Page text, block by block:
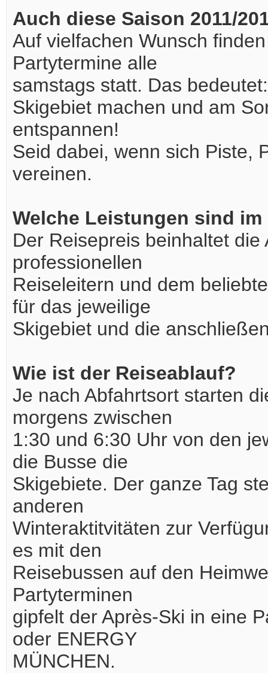
Auch diese Saison 2011/
Auf vielfachen Wunsch
Partytermine alle
samstags statt. Das
Skigebiet machen und am
entspannen!
Seid dabei, wenn sich Piste,
vereinen.
Welche Leistungen sind
Der Reisepreis beinhaltet
professionellen
Reiseleitern und dem
für das jeweilige
Skigebiet und die
Wie ist der Reiseablauf?
Je nach Abfahrtsort starten
morgens zwischen
1:30 und 6:30 Uhr von den
die Busse die
Skigebiete. Der ganze Tag
anderen
Winteraktitvitäten zur
es mit den
Reisebussen auf den
Partyterminen
gipfelt der Après-Ski in eine
oder ENERGY
MÜNCHEN.